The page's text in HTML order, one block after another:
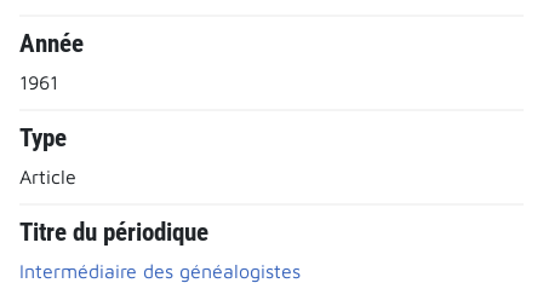
Année
1961
Type
Article
Titre du périodique
Intermédiaire des généalogistes